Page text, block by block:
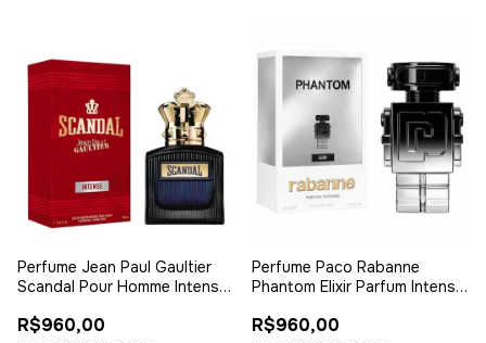
Perfume Jean Paul Gaultier
Scandal Pour Homme Intense
Masculino
R$960,00
Perfume Paco Rabanne
Phantom Elixir Parfum Intense
R$960,00